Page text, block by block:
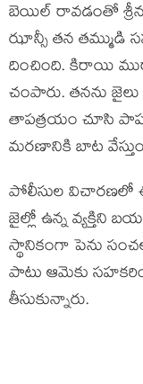
​బెయిల్ రావడంతో
ఝాన్సీ తన తమ్ముడి
దించింది. కిరాయి
చంపారు. తనను
తాపత్రయం చూసి
మరణానికి బాట
​పోలీసుల విచారణలో
జైల్లో ఉన్న వ్యక్తిని
స్థానికంగా పెను
పాటు ఆమెకు
తీసుకున్నారు.